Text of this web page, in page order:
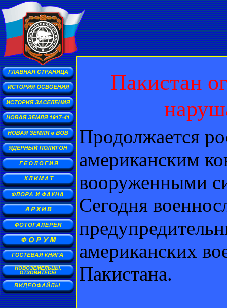
Пакистан
Продолжается
американским
вооруженными
Сегодня
американских
Пакистана.